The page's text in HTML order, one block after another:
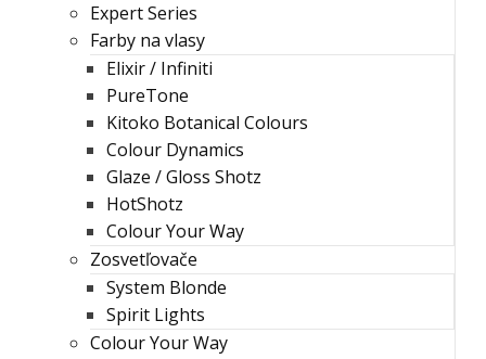
Expert Series
Farby na vlasy
Elixir / Infiniti
PureTone
Kitoko Botanical Colours
Colour Dynamics
Glaze / Gloss Shotz
HotShotz
Colour Your Way
Zosvetľovače
System Blonde
Spirit Lights
Colour Your Way